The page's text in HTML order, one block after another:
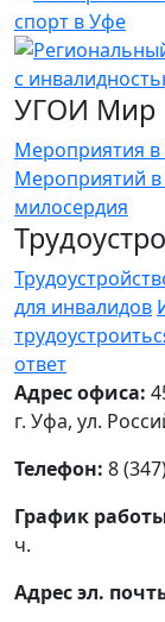
УГОИ Мир
Мероприятия
Мероприятий
милосердия
для инвалидов
ответ
Адрес офиса:
г. Уфа, ул.
Телефон: 8
График
ч.
Адрес эл.